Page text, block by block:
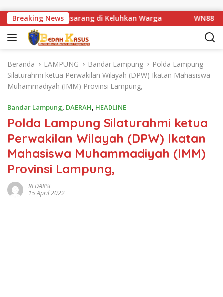
Breaking News
Km 1 Basarang di Keluhkan Warga WN88 SUB
Beranda LAMPUNG Bandar Lampung
Polda Lampung
Silaturahmi ketua Perwakilan Wilayah (DPW) Ikatan Mahasiswa
Muhammadiyah (IMM) Provinsi Lampung,
Bandar Lampung, DAERAH, HEADLINE
Polda Lampung Silaturahmi ketua
Perwakilan Wilayah (DPW) Ikatan
Mahasiswa Muhammadiyah (IMM)
Provinsi Lampung,
REDAKSI
15 April 2022